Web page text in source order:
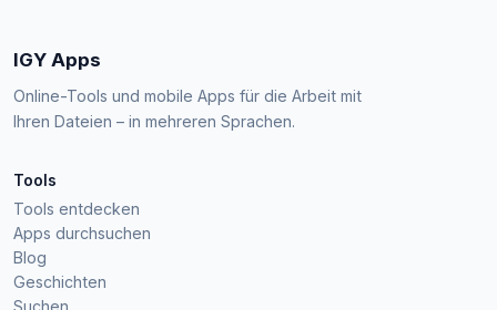
IGY Apps
Online-Tools und mobile Apps für die Arbeit mit
Ihren Dateien – in mehreren Sprachen.
Tools
Tools entdecken
Apps durchsuchen
Blog
Geschichten
Suchen